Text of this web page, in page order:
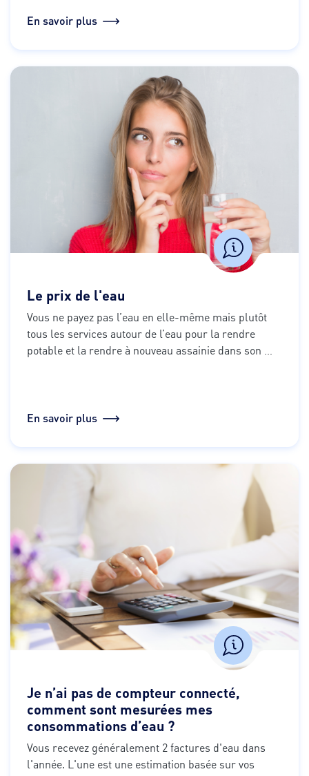
En savoir plus
Le prix de l'eau
Vous ne payez pas l’eau en elle-même mais plutôt
tous les services autour de l’eau pour la rendre
potable et la rendre à nouveau assainie dans son
En savoir plus
Je n’ai pas de compteur connecté,
comment sont mesurées mes
consommations d’eau ?
Vous recevez généralement 2 factures d'eau dans
l'année. L'une est une estimation basée sur vos